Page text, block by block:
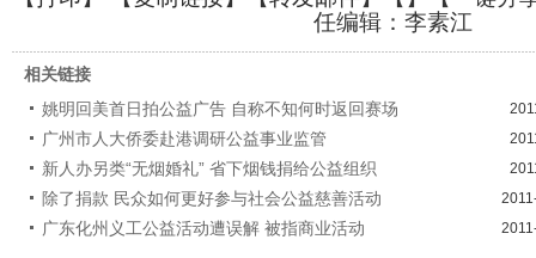
任编辑：李素江
相关链接
姚明回美首日拍公益广告 自称不知何时返回赛场
广州市人大侨委赴港调研公益事业监管
新人办另类“无烟婚礼” 省下烟钱捐给公益组织
除了捐款 民众如何更好参与社会公益慈善活动
广东化州义工公益活动遭误解 被指商业活动